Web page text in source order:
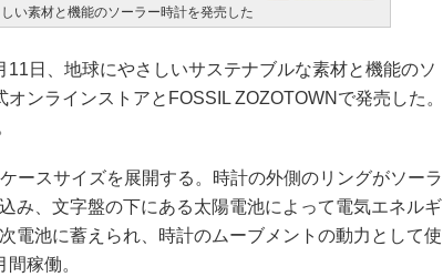
い素材と機能のソーラー時計を発売した
日、地球にやさしいサステナブルな素材と機能のソ
ンラインストアとFOSSIL ZOZOTOWNで発売した。
ースサイズを展開する。時計の外側のリングがソーラ
み、文字盤の下にある太陽電池によって電気エネルギ
電池に蓄えられ、時計のムーブメントの動力として使
稼働。